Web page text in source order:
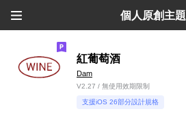
個人原創主題
紅葡萄酒
Dam
V2.27 / 無使用效期限制
支援iOS 26部分設計規格